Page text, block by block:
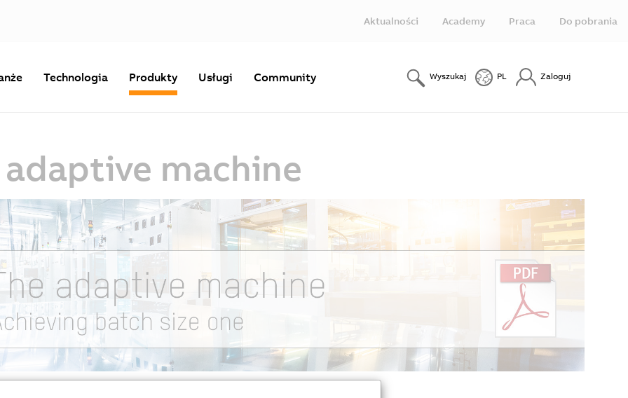
Aktualności Academy Praca Do pobrania
Technologia Produkty Usługi Community Wyszukaj PL Zaloguj
machine